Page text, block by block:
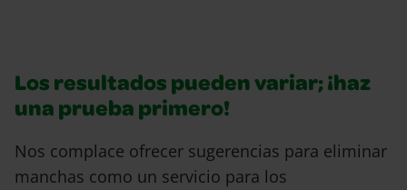
Los resultados pueden variar; ¡haz
una prueba primero!
Nos complace ofrecer sugerencias para eliminar
manchas como un servicio para los